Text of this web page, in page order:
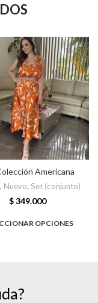
Americana
, Nuevo, Set (conjunto)
$349.000
OPCIONES